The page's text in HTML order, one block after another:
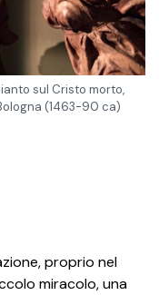
sul Cristo morto,
(1463-90 ca)
proprio nel
miracolo, una